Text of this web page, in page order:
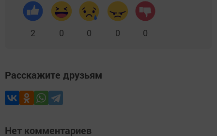
2 0 0 0 0
Расскажите друзьям
Нет комментариев